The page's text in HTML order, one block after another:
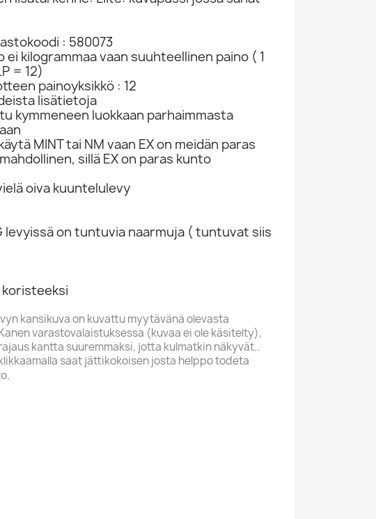
: 580073
ei kilogrammaa vaan suuhteellinen paino ( 1
= 12)
painoyksikkö : 12
lisätietoja
kymmeneen luokkaan parhaimmasta
MINT tai NM vaan EX on meidän paras
sillä EX on paras kunto
oiva kuuntelulevy
levyissä on tuntuvia naarmuja ( tuntuvat siis
koristeeksi
kansikuva on kuvattu myytävänä olevasta
varastovalaistuksessa (kuvaa ei ole käsitelty),
kantta suuremmaksi, jotta kulmatkin näkyvät..
saat jättikokoisen josta helppo todeta